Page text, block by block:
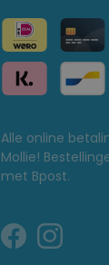
Alle online
Mollie!
met Bpost.